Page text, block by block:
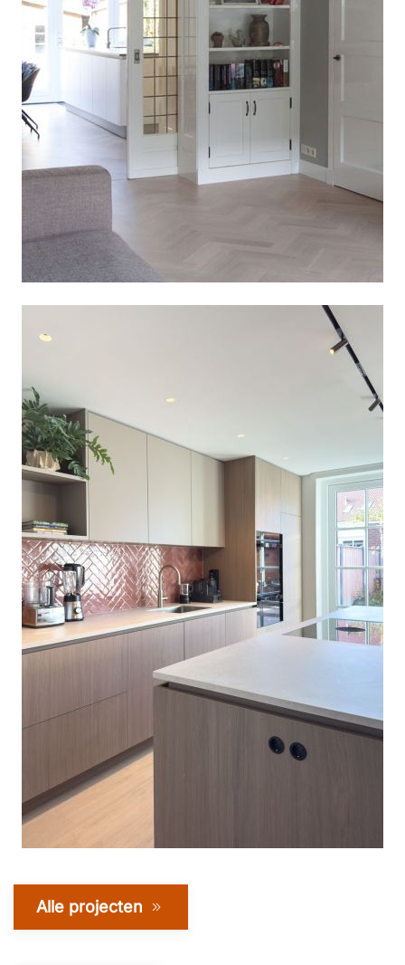
Verbouwing jaren 30 woning in Utrecht
Verbouwing jaren 30 woning in Utrecht
Alle projecten